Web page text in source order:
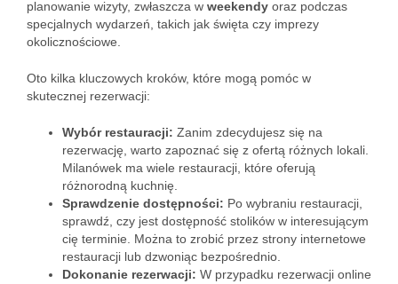
planowanie wizyty, zwłaszcza w weekendy oraz podczas
specjalnych wydarzeń, takich jak święta czy imprezy
okolicznościowe.
Oto kilka kluczowych kroków, które mogą pomóc w
skutecznej rezerwacji:
Wybór restauracji: Zanim zdecydujesz się na
rezerwację, warto zapoznać się z ofertą różnych lokali.
Milanówek ma wiele restauracji, które oferują
różnorodną kuchnię.
Sprawdzenie dostępności: Po wybraniu restauracji,
sprawdź, czy jest dostępność stolików w interesującym
cię terminie. Można to zrobić przez strony internetowe
restauracji lub dzwoniąc bezpośrednio.
Dokonanie rezerwacji: W przypadku rezerwacji online